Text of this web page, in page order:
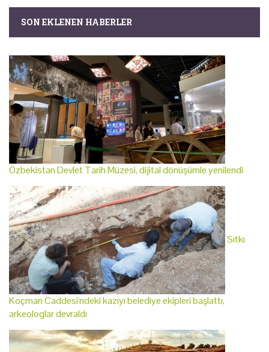
SON EKLENEN HABERLER
Özbekistan Devlet Tarih Müzesi, dijital dönüşümle yenilendi
Sıtkı
Koçman Caddesi'ndeki kazıyı belediye ekipleri başlattı,
arkeologlar devraldı